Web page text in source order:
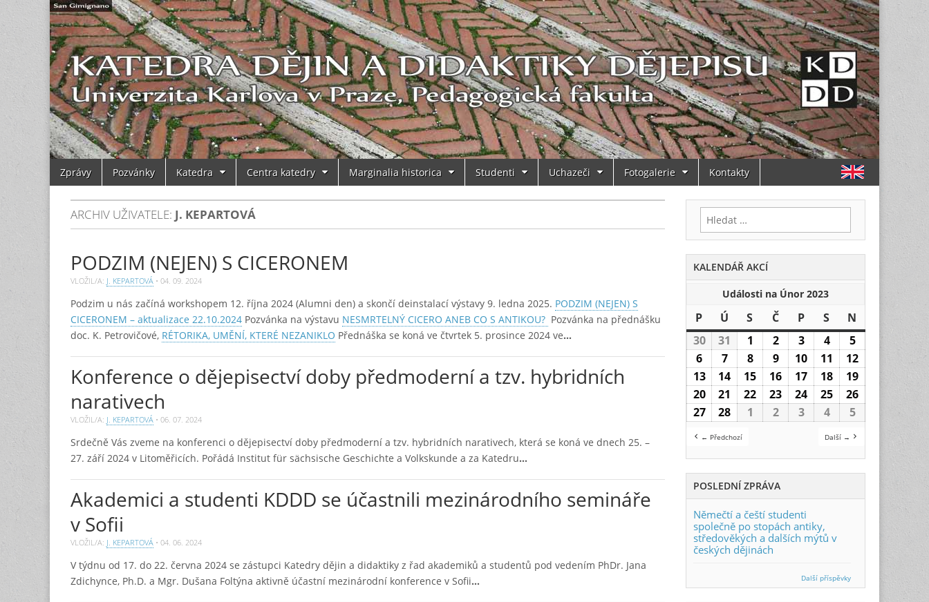
Main
menu
Skip
content
Zprávy Pozvánky Katedra Centra katedry Marginalia historica Studenti Uchazeči Fotogalerie Kontakty
ARCHIV UŽIVATELE: J. KEPARTOVÁ
PODZIM (NEJEN) S CICERONEM
VLOŽIL/A: J. KEPARTOVÁ • 04. 09. 2024
Podzim u nás začíná workshopem 12. října 2024 (Alumni den) a skončí deinstalací výstavy 9. ledna 2025. PODZIM (NEJEN) S
CICERONEM – aktualizace 22.10.2024 Pozvánka na výstavu NESMRTELNÝ CICERO ANEB CO S ANTIKOU? Pozvánka na přednášku
doc. K. Petrovičové, RÉTORIKA, UMĚNÍ, KTERÉ NEZANIKLO Přednáška se koná ve čtvrtek 5. prosince 2024 ve…
Konference o dějepisectví doby předmoderní a tzv. hybridních
narativech
VLOŽIL/A: J. KEPARTOVÁ • 06. 07. 2024
Srdečně Vás zveme na konferenci o dějepisectví doby předmoderní a tzv. hybridních narativech, která se koná ve dnech 25. –
27. září 2024 v Litoměřicích. Pořádá Institut für sächsische Geschichte a Volkskunde a za Katedru…
Akademici a studenti KDDD se účastnili mezinárodního semináře
v Sofii
VLOŽIL/A: J. KEPARTOVÁ • 04. 06. 2024
V týdnu od 17. do 22. června 2024 se zástupci Katedry dějin a didaktiky z řad akademiků a studentů pod vedením PhDr. Jana
Zdichynce, Ph.D. a Mgr. Dušana Foltýna aktivně účastní mezinárodní konference v Sofii…
Vyhledávání
KALENDÁŘ AKCÍ
Události na Únor 2023
P Pondělí
Ú Úterý
S Středa
ČČtvrtek
PPátek
S Sobota
N
3030.1.2023
31 31.1.2023
1 1.2.2023
22.2.2023
33.2.2023
44.2.2023
55.2.2023
6 6.2.2023
77.2.2023
88.2.2023
99.2.2023
10 10.2.2023
11 11.2.2023
12
1313.2.2023
14 14.2.2023
15 15.2.2023
16 16.2.2023
17 17.2.2023
18 18.2.2023
19 19.2.2023
2020.2.2023
21 21.2.2023
22 22.2.2023
23 23.2.2023
24 24.2.2023
25 25.2.2023
26
2727.2.2023
28 28.2.2023
1 1.3.2023
22.3.2023
33.3.2023
44.3.2023
55.3.2023
← Předchozí Další →
POSLEDNÍ ZPRÁVA
Němečtí a čeští studenti
společně po stopách antiky,
středověkých a dalších mýtů v
českých dějinách
Další příspěvky